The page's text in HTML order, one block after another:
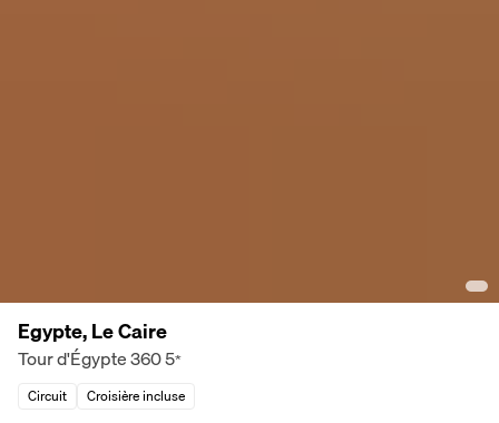
Egypte, Le Caire
Tour d'Égypte 3605*
Circuit Croisière incluse